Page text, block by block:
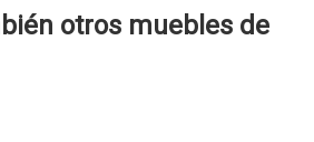
otros muebles de